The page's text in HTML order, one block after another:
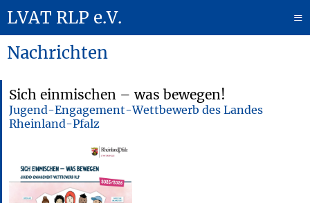
LVAT RLP e.V.
≡
Nachrichten
Sich einmischen – was bewegen!
Jugend-Engagement-Wettbewerb des Landes
Rheinland-Pfalz